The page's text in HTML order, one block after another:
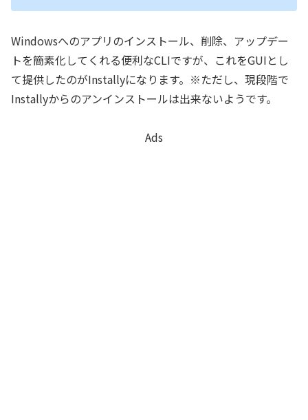
Windowsへのアプリのインストール、削除、アップデー
トを簡素化してくれる便利なCLIですが、これをGUIとし
て提供したのがInstallyになります。※ただし、現段階で
Installyからのアンインストールは出来ないようです。
Ads